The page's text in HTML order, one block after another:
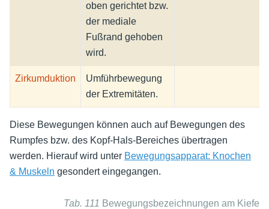
oben gerichtet bzw.
der mediale
Fußrand gehoben
wird.
Zirkumduktion
Umführbewegung
der Extremitäten.
Diese Bewegungen können auch auf Bewegungen des
Rumpfes bzw. des Kopf-Hals-Bereiches übertragen
werden. Hierauf wird unter Bewegungsapparat: Knochen
& Muskeln gesondert eingegangen.
Tab. 111 Bewegungsbezeichnungen am